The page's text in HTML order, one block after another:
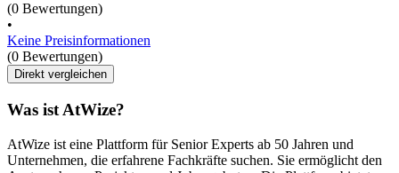
(0 Bewertungen)
•
Keine Preisinformationen
(0 Bewertungen)
Direkt vergleichen
Was ist AtWize?
AtWize ist eine Plattform für Senior Experts ab 50 Jahren und
Unternehmen, die erfahrene Fachkräfte suchen. Sie ermöglicht den